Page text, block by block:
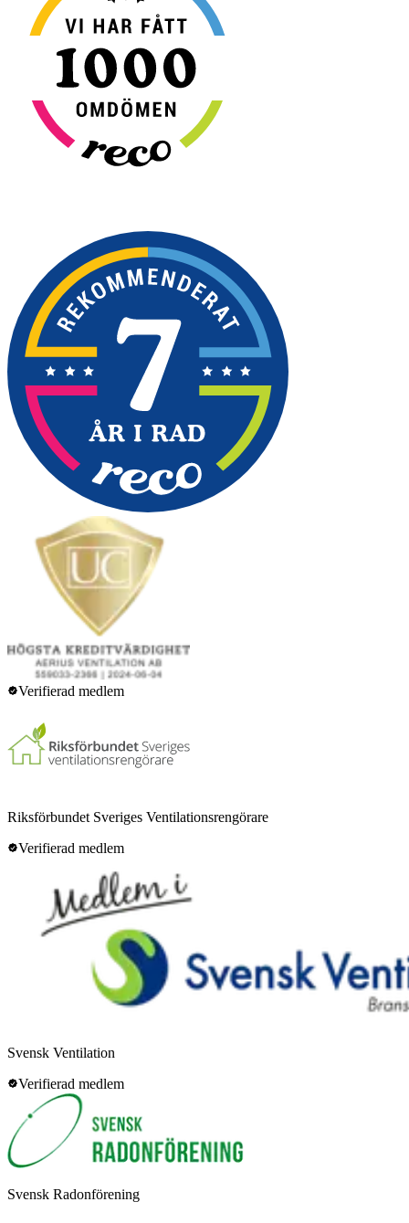
Verifierad medlem
Riksförbundet Sveriges Ventilationsrengörare
Verifierad medlem
Svensk Ventilation
Verifierad medlem
Svensk Radonförening